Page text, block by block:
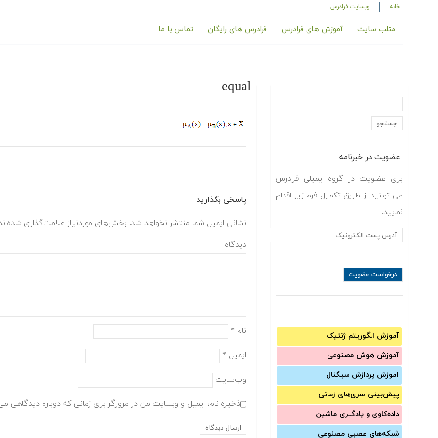
خانه وبسایت فرادرس
متلب سایت آموزش های فرادرس فرادرس های رایگان تماس با ما
عضویت در خبرنامه
برای عضویت در گروه ایمیلی فرادرس
می توانید از طریق تکمیل فرم زیر اقدام
نمایید.
آموزش الگوریتم ژنتیک
آموزش‌ هوش مصنوعی
آموزش‌ پردازش سیگنال
پیش‌‌بینی سری‌‌های زمانی
داده‌کاوی و یادگیری ماشین
شبکه‌های عصبی مصنوعی
equal
پاسخی بگذارید
نشانی ایمیل شما منتشر نخواهد شد. بخش‌های موردنیاز علامت‌گذاری
دیدگاه
نام *
ایمیل *
وب‌سایت
ذخیره نام، ایمیل و وبسایت من در مرورگر برای زمانی که دوباره دیدگاهی